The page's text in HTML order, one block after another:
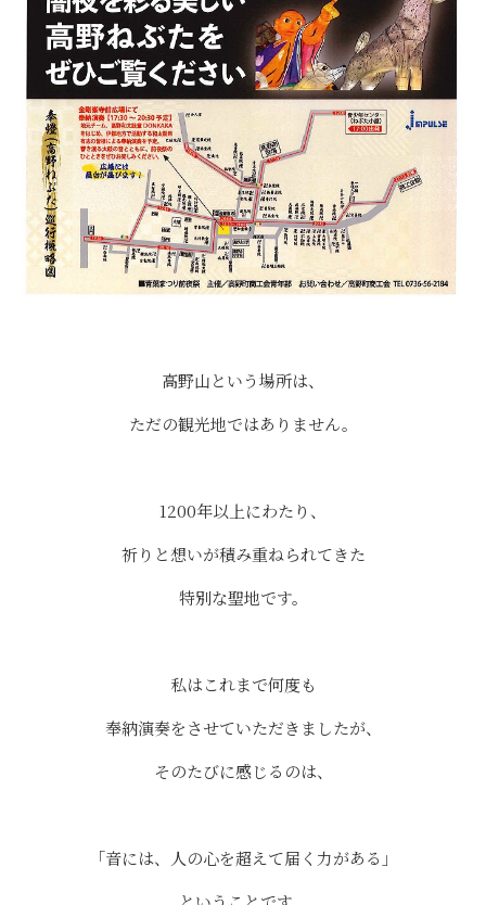
高野山という場所は、
ただの観光地ではありません。
1200年以上にわたり、
祈りと想いが積み重ねられてきた
特別な聖地です。
私はこれまで何度も
奉納演奏をさせていただきましたが、
そのたびに感じるのは、
「音には、人の心を超えて届く力がある」